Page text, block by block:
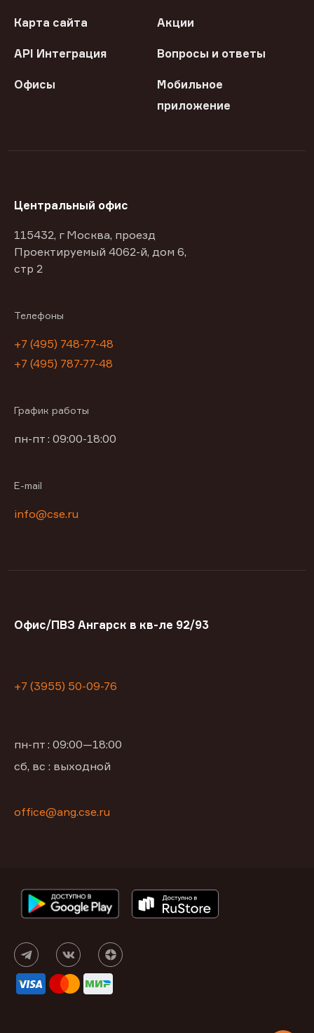
Карта сайта Акции
API Интеграция Вопросы и ответы
Офисы
Мобильное
приложение
Центральный офис
115432, г Москва, проезд
Проектируемый 4062-й, дом 6,
стр 2
Телефоны
+7 (495) 748-77-48
+7 (495) 787-77-48
График работы
пн-пт : 09:00-18:00
E-mail
info@cse.ru
Офис/ПВЗ Ангарск в кв-ле 92/93
+7 (3955) 50-09-76
пн-пт : 09:00—18:00
сб, вс : выходной
office@ang.cse.ru